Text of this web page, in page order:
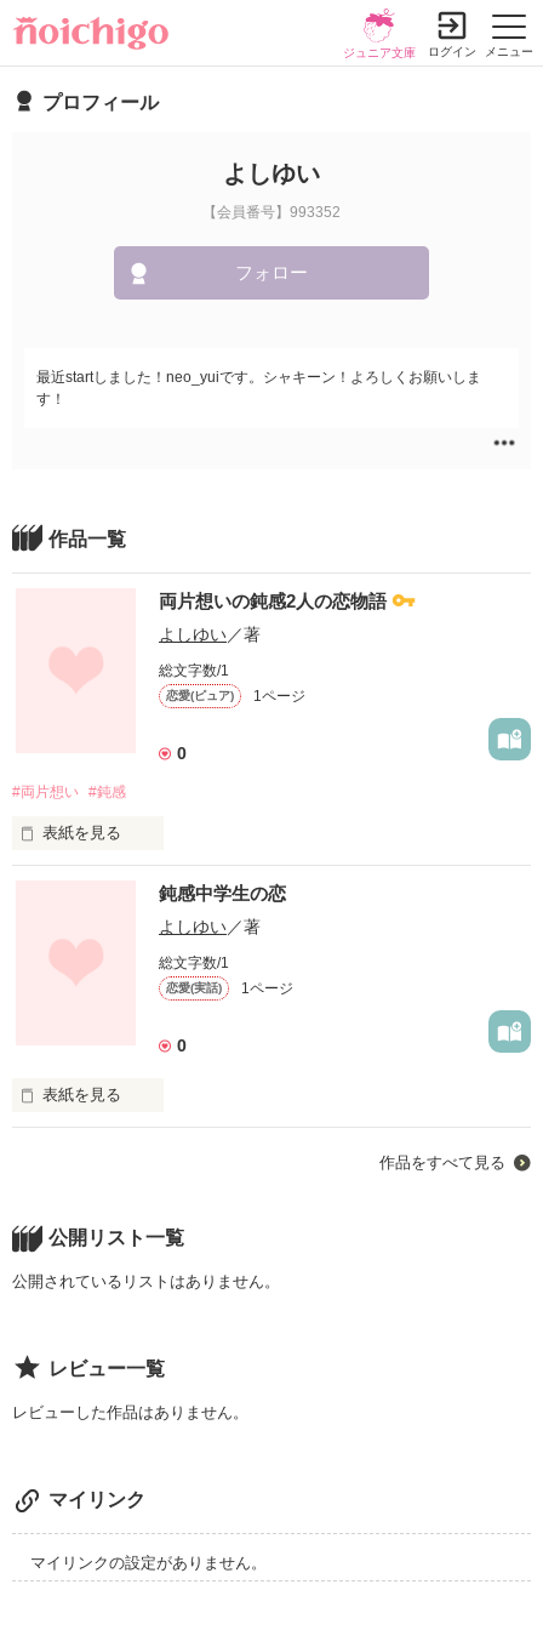
メニュー
ジュニア文庫 ログイン
プロフィール
よしゆい
【会員番号】993352
フォロー
最近startしました！neo_yuiです。シャキーン！よろしくお願いしま
す！
作品一覧
両片想いの鈍感2人の恋物語
よしゆい／著
総文字数/1
恋愛(ピュア) 1ページ
0
#両片想い #鈍感
表紙を見る
両片想い？！恋物語
小学生のころから周りから両想いってからかわれ続けてる
好きって気づけよ！
好きなのに好きって言えない。
鈍感中学生の恋
よしゆい／著
総文字数/1
恋愛(実話) 1ページ
0
表紙を見る
作品をすべて見る
公開リスト一覧
公開されているリストはありません。
レビュー一覧
レビューした作品はありません。
マイリンク
マイリンクの設定がありません。